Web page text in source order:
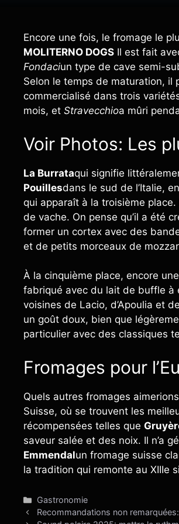
Encore une fois, le fromage le
MOLITERNO DOGS Il est fait
Fondaciun type de cave semi-
Selon le temps de maturation, il
commercialisé dans trois
mois, et Stravecchioa mûri
Voir Photos: Les
La Burrataqui signifie
Pouillesdans le sud de l’Italie,
qui apparaît à la troisième
de vache. On pense qu’il a été
former un cortex avec des
et de petits morceaux de
À la cinquième place, encore
fabriqué avec du lait de buffle à
voisines de Lacio, d’Apoulia et
un goût doux, bien que
particulier avec des classiques
Fromages pour
Quels autres fromages
Suisse, où se trouvent les
récompensées telles que
saveur salée et des noix. Il n’a
Emmendalun fromage suisse
la tradition qui remonte au XIIIe
Catégories
Gastronomie
Recommandations non